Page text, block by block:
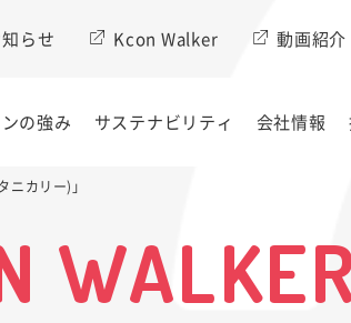
らせ Kcon Walker 動画紹介
の強み サステナビリティ 会社情報
ニカリー)」